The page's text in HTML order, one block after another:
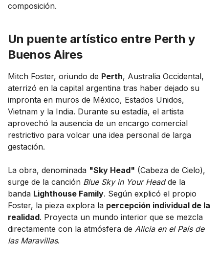
composición.
Un puente artístico entre Perth y
Buenos Aires
Mitch Foster, oriundo de Perth, Australia Occidental,
aterrizó en la capital argentina tras haber dejado su
impronta en muros de México, Estados Unidos,
Vietnam y la India. Durante su estadía, el artista
aprovechó la ausencia de un encargo comercial
restrictivo para volcar una idea personal de larga
gestación.
La obra, denominada "Sky Head" (Cabeza de Cielo),
surge de la canción Blue Sky in Your Headde la
banda Lighthouse Family. Según explicó el propio
Foster, la pieza explora la percepción individual de la
realidad. Proyecta un mundo interior que se mezcla
directamente con la atmósfera de Alicia en el País de
las Maravillas.